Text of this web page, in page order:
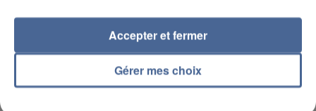
L’UN DES FONDATEURS SUPPOSÉS DE LA DZ
MAFIA INTERPELLÉ EN ALGÉRIE
Gérer mes choix
Accepter et fermer